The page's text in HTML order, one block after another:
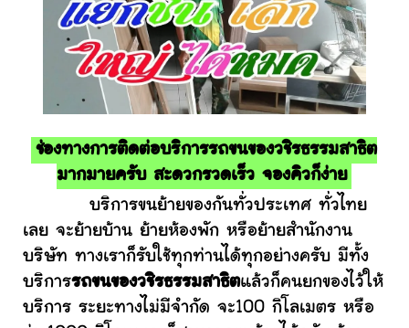
ช่องทางการติดต่อบริการรถขนของวชิรธรรมสาธิต
มากมายครับ สะดวกรวดเร็ว จองคิวก็ง่าย
บริการขนย้ายของกันทั่วประเทศ ทั่วไทย
เลย จะย้ายบ้าน ย้ายห้องพัก หรือย้ายสำนักงาน
บริษัท ทางเราก็รับใช้ทุกท่านได้ทุกอย่างครับ มีทั้ง
บริการรถขนของวชิรธรรมสาธิตแล้วก็คนยกของไว้ให้
บริการ ระยะทางไม่มีจำกัด จะ100 กิโลเมตร หรือ